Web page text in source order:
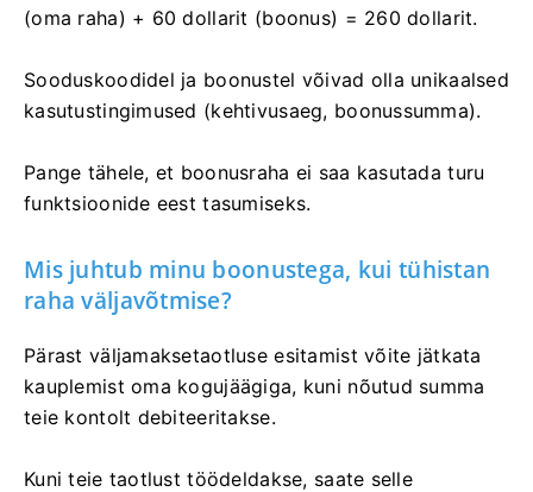
(oma raha) + 60 dollarit (boonus) = 260 dollarit.
Sooduskoodidel ja boonustel võivad olla unikaalsed
kasutustingimused (kehtivusaeg, boonussumma).
Pange tähele, et boonusraha ei saa kasutada turu
funktsioonide eest tasumiseks.
Mis juhtub minu boonustega, kui tühistan
raha väljavõtmise?
Pärast väljamaksetaotluse esitamist võite jätkata
kauplemist oma kogujäägiga, kuni nõutud summa
teie kontolt debiteeritakse.
Kuni teie taotlust töödeldakse, saate selle